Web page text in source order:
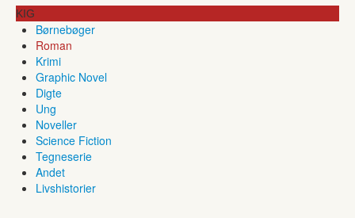
KIG
Børnebøger
Roman
Krimi
Graphic Novel
Digte
Ung
Noveller
Science Fiction
Tegneserie
Andet
Livshistorier